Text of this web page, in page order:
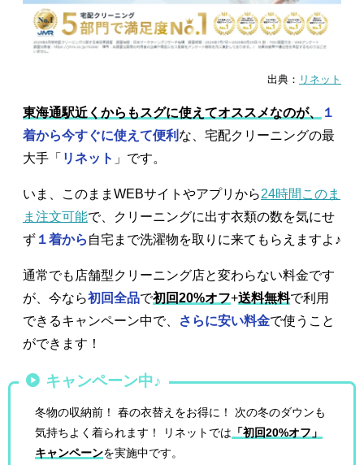
出典： リネット
東海通駅近くからもスグに使えてオススメなのが、
１
着から今すぐに使えて便利 な、宅配クリーニングの最
大手「 リネット 」です。
いま、このままWEBサイトやアプリから24時間このま
ま注文可能で、クリーニングに出す衣類の数を気にせ
ず １着から 自宅まで洗濯物を取りに来てもらえますよ♪
通常でも店舗型クリーニング店と変わらない料金です
が、今なら初回全品で初回20%オフ+送料無料で利用
できるキャンペーン中で、
さらに安い料金で使うこと
ができます！
キャンペーン中♪
冬物の収納前！ 春の衣替えをお得に！ 次の冬のダウンも
気持ちよく着られます！ リネットでは 「初回20%オフ」
キャンペーンを実施中です。